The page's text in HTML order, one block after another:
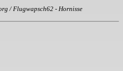
/ Flugwapsch62 - Hornisse